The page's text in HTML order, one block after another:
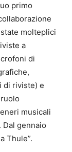
primo
molteplici
a
di
di riviste) e
musicali
gennaio
Thule”.